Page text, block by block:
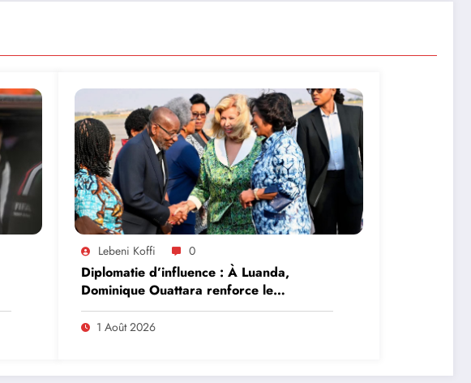
Lebeni Koffi 0
Diplomatie d’influence : À Luanda,
Dominique Ouattara renforce le
leadership solidaire de la Côte d’Ivoire
en Afrique
1 Août 2026